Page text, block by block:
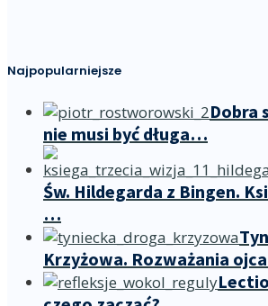
Najpopularniejsze
Dobra
nie musi być długa…
Św. Hildegarda z Bingen.
…
Krzyżowa. Rozważania